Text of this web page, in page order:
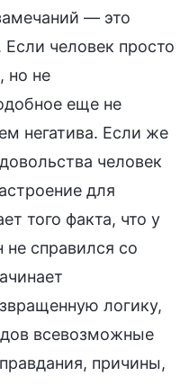
— это
Если человек просто
но не
еще не
негатива. Если же
человек
для
того факта, что у
не справился со
логику,
всевозможные
причины,